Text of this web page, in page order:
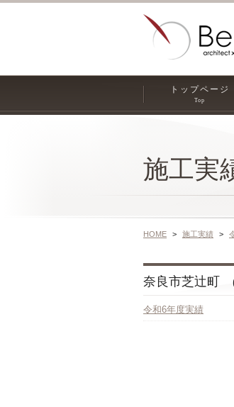
トップページ
Top
施工実
HOME 施工実績
奈良市芝辻町
令和6年度実績